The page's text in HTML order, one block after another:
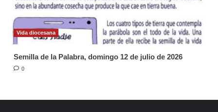
Vida diocesana
Semilla de la Palabra, domingo 12 de julio de 2026
0